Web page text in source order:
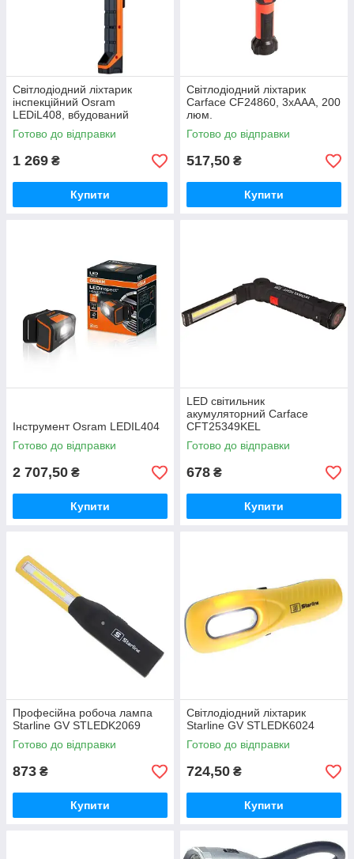
Світлодіодний ліхтарик
інспекційний Osram
LEDіL408, вбудований
акумулятор, 200 люм. іP20
LEDIL408
Готово до відправки
1 269 ₴
Купити
Світлодіодний ліхтарик
Carface CF24860, 3xАAA, 200
люм.
Готово до відправки
517,50 ₴
Купити
Інструмент Osram LEDIL404
Готово до відправки
2 707,50 ₴
Купити
LED світильник
акумуляторний Carface
CFT25349KEL
Готово до відправки
678 ₴
Купити
Професійна робоча лампа
Starline GV STLEDK2069
Готово до відправки
873 ₴
Купити
Світлодіодний ліхтарик
Starline GV STLEDK6024
Готово до відправки
724,50 ₴
Купити